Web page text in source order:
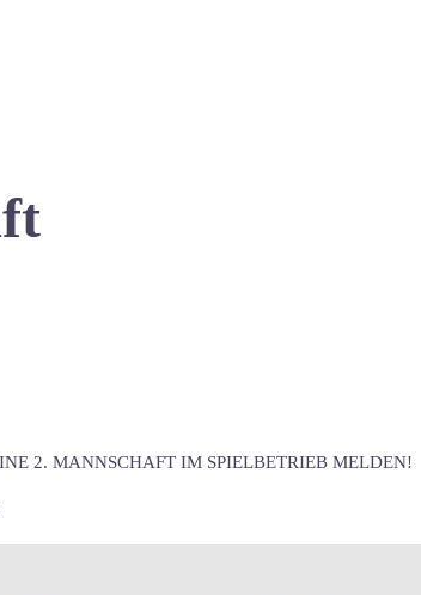
2. MANNSCHAFT IM SPIELBETRIEB MELDEN!